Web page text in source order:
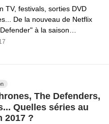
TV, festivals, sorties DVD
De la nouveau de Netflix
à la saison…
The Defenders,
Quelles séries au
2017 ?